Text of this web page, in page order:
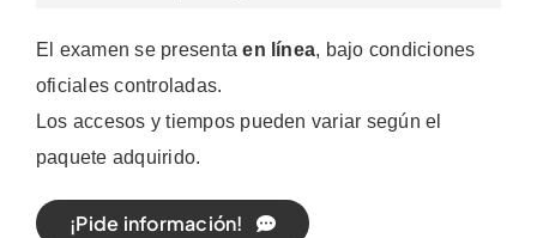
El examen se presentaen línea, bajo condiciones
oficiales controladas.
Los accesos y tiempos pueden variar según el
paquete adquirido.
¡Pide información!